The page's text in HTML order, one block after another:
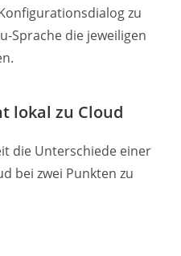
zu
Sprache die jeweiligen
lokal zu Cloud
die Unterschiede einer
bei zwei Punkten zu